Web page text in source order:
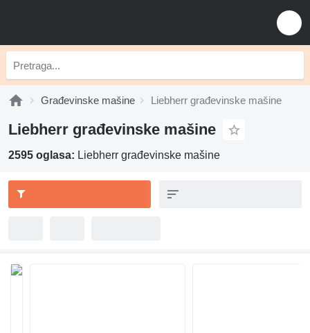
Građevinske mašine Liebherr građevinske mašine
Liebherr građevinske mašine
2595 oglasa: Liebherr građevinske mašine